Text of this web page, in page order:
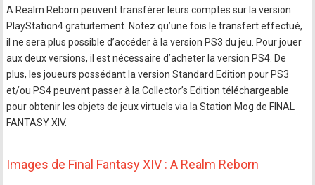
A Realm Reborn peuvent transférer leurs comptes sur la version
PlayStation4 gratuitement. Notez qu’une fois le transfert effectué,
il ne sera plus possible d’accéder à la version PS3 du jeu. Pour jouer
aux deux versions, il est nécessaire d’acheter la version PS4. De
plus, les joueurs possédant la version Standard Edition pour PS3
et/ou PS4 peuvent passer à la Collector’s Edition téléchargeable
pour obtenir les objets de jeux virtuels via la Station Mog de FINAL
FANTASY XIV.
Images de Final Fantasy XIV : A Realm Reborn